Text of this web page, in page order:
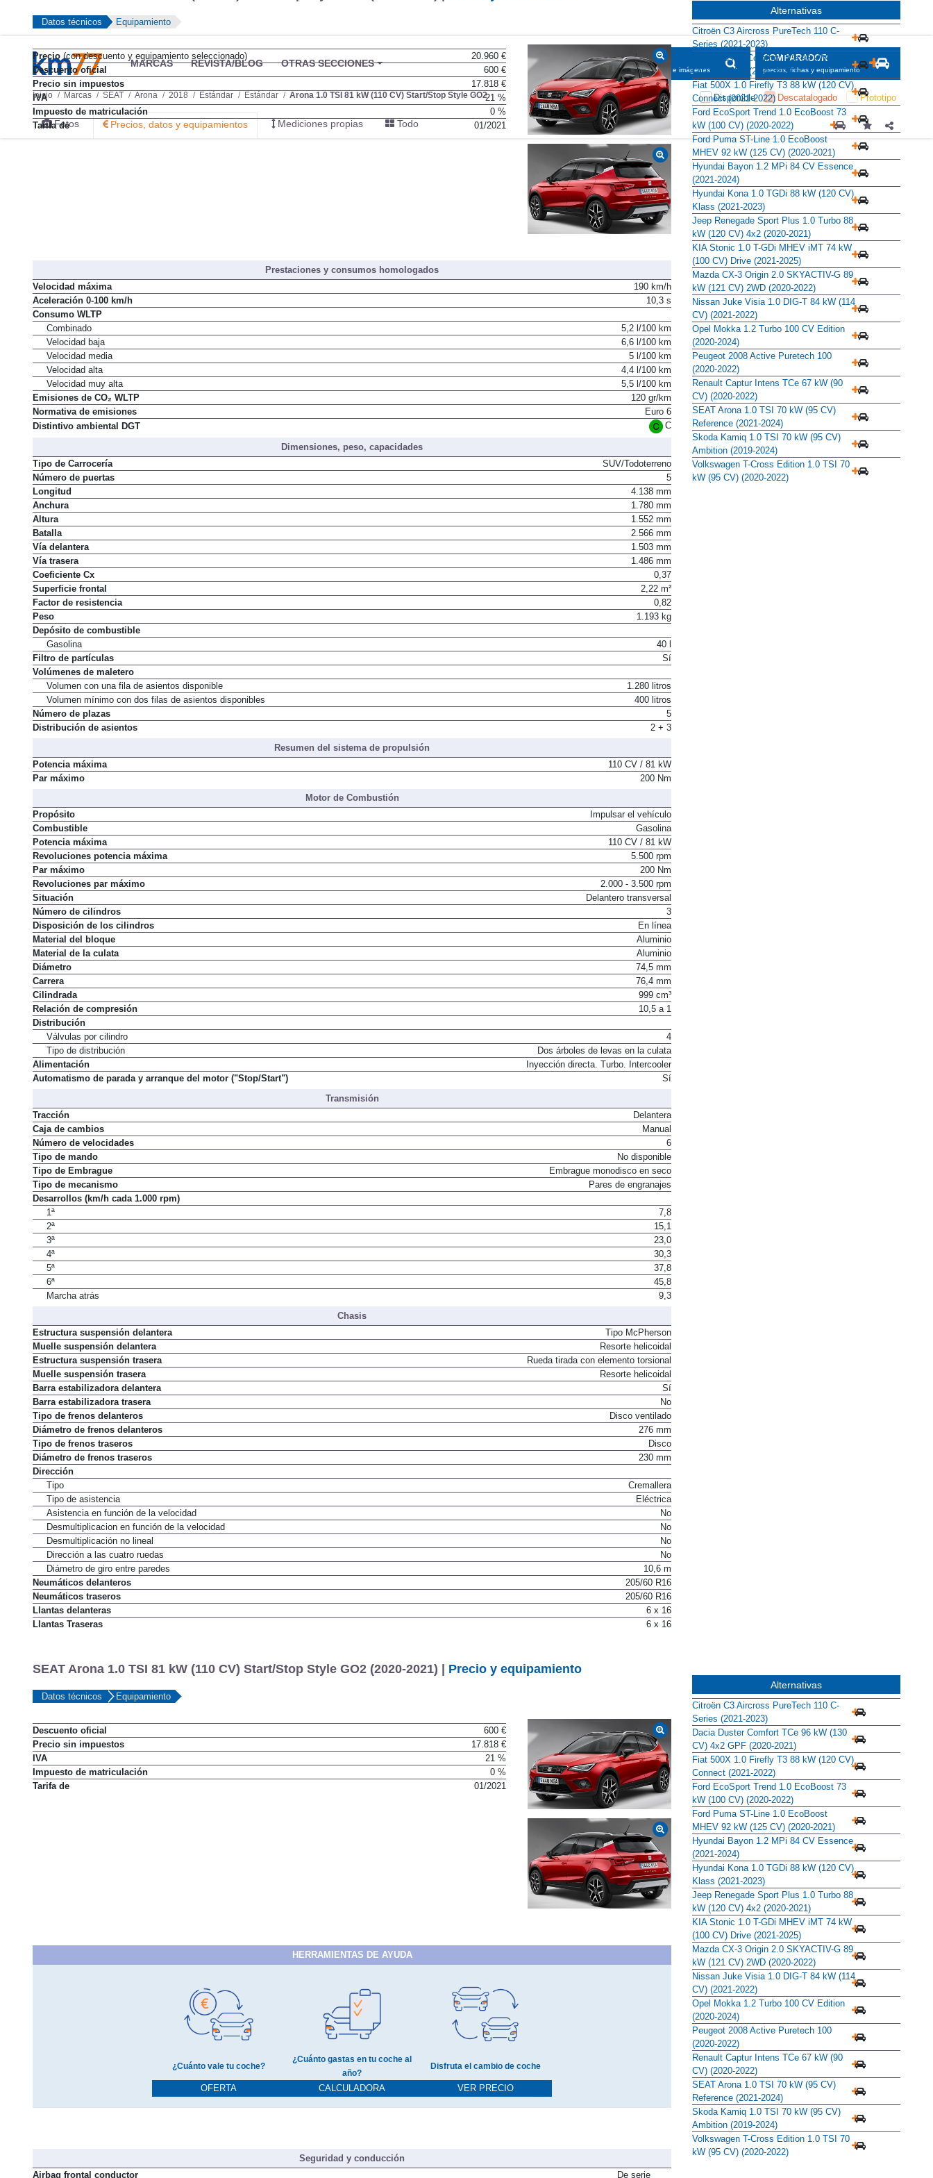
MARCAS REVISTA/BLOG OTRAS SECCIONES BUSCADOR
informaciones, fichas e imágenes
COMPARADOR
precios, fichas y equipamiento
Inicio Marcas SEAT Arona 2018 Estándar Estándar Arona 1.0 TSI 81 kW (110 CV) Start/Stop Style GO2 Disponible Descatalogado Prototipo
Fotos Precios, datos y equipamientos Mediciones propias Todo
Datos técnicos Equipamiento
Precio(con descuento y equipamiento seleccionado)
20.960 €
Descuento oficial
600 €
Precio sin impuestos
17.818 €
IVA
21 %
Impuesto de matriculación
0 %
Tarifa de
01/2021
Prestaciones y consumos homologados
Velocidad máxima
190 km/h
Aceleración 0-100 km/h
10,3 s
Consumo WLTP
Combinado
5,2 l/100 km
Velocidad baja
6,6 l/100 km
Velocidad media
5 l/100 km
Velocidad alta
4,4 l/100 km
Velocidad muy alta
5,5 l/100 km
Emisiones de CO₂ WLTP
120 gr/km
Normativa de emisiones
Euro 6
Distintivo ambiental DGT
C
Dimensiones, peso, capacidades
Tipo de Carrocería
SUV/Todoterreno
Número de puertas
5
Longitud
4.138 mm
Anchura
1.780 mm
Altura
1.552 mm
Batalla
2.566 mm
Vía delantera
1.503 mm
Vía trasera
1.486 mm
Coeficiente Cx
0,37
Superficie frontal
2,22 m²
Factor de resistencia
0,82
Peso
1.193 kg
Depósito de combustible
Gasolina
40 l
Filtro de partículas
Sí
Volúmenes de maletero
Volumen con una fila de asientos disponible
1.280 litros
Volumen mínimo con dos filas de asientos disponibles
400 litros
Número de plazas
5
Distribución de asientos
2 + 3
Resumen del sistema de propulsión
Potencia máxima
110 CV / 81 kW
Par máximo
200 Nm
Motor de Combustión
Propósito
Impulsar el vehículo
Combustible
Gasolina
Potencia máxima
110 CV / 81 kW
Revoluciones potencia máxima
5.500 rpm
Par máximo
200 Nm
Revoluciones par máximo
2.000 - 3.500 rpm
Situación
Delantero transversal
Número de cilindros
3
Disposición de los cilindros
En línea
Material del bloque
Aluminio
Material de la culata
Aluminio
Diámetro
74,5 mm
Carrera
76,4 mm
Cilindrada
999 cm³
Relación de compresión
10,5 a 1
Distribución
Válvulas por cilindro
4
Tipo de distribución
Dos árboles de levas en la culata
Alimentación
Inyección directa. Turbo. Intercooler
Automatismo de parada y arranque del motor ("Stop/Start")
Sí
Transmisión
Tracción
Delantera
Caja de cambios
Manual
Número de velocidades
6
Tipo de mando
No disponible
Tipo de Embrague
Embrague monodisco en seco
Tipo de mecanismo
Pares de engranajes
Desarrollos (km/h cada 1.000 rpm)
1ª
7,8
2ª
15,1
3ª
23,0
4ª
30,3
5ª
37,8
6ª
45,8
Marcha atrás
9,3
Chasis
Estructura suspensión delantera
Tipo McPherson
Muelle suspensión delantera
Resorte helicoidal
Estructura suspensión trasera
Rueda tirada con elemento torsional
Muelle suspensión trasera
Resorte helicoidal
Barra estabilizadora delantera
Sí
Barra estabilizadora trasera
No
Tipo de frenos delanteros
Disco ventilado
Diámetro de frenos delanteros
276 mm
Tipo de frenos traseros
Disco
Diámetro de frenos traseros
230 mm
Dirección
Tipo
Cremallera
Tipo de asistencia
Eléctrica
Asistencia en función de la velocidad
No
Desmultiplicacion en función de la velocidad
No
Desmultiplicación no lineal
No
Dirección a las cuatro ruedas
No
Diámetro de giro entre paredes
10,6 m
Neumáticos delanteros
205/60 R16
Neumáticos traseros
205/60 R16
Llantas delanteras
6 x 16
Llantas Traseras
6 x 16
Alternativas
Citroën C3 Aircross PureTech 110 C-
Series (2021-2023)
Dacia Duster Comfort TCe 96 kW (130
CV) 4x2 GPF (2020-2021)
Fiat 500X 1.0 Firefly T3 88 kW (120 CV)
Connect (2021-2022)
Ford EcoSport Trend 1.0 EcoBoost 73
kW (100 CV) (2020-2022)
Ford Puma ST-Line 1.0 EcoBoost
MHEV 92 kW (125 CV) (2020-2021)
Hyundai Bayon 1.2 MPi 84 CV Essence
(2021-2024)
Hyundai Kona 1.0 TGDi 88 kW (120 CV)
Klass (2021-2023)
Jeep Renegade Sport Plus 1.0 Turbo 88
kW (120 CV) 4x2 (2020-2021)
KIA Stonic 1.0 T-GDi MHEV iMT 74 kW
(100 CV) Drive (2021-2025)
Mazda CX-3 Origin 2.0 SKYACTIV-G 89
kW (121 CV) 2WD (2020-2022)
Nissan Juke Visia 1.0 DIG-T 84 kW (114
CV) (2021-2022)
Opel Mokka 1.2 Turbo 100 CV Edition
(2020-2024)
Peugeot 2008 Active Puretech 100
(2020-2022)
Renault Captur Intens TCe 67 kW (90
CV) (2020-2022)
SEAT Arona 1.0 TSI 70 kW (95 CV)
Reference (2021-2024)
Skoda Kamiq 1.0 TSI 70 kW (95 CV)
Ambition (2019-2024)
Volkswagen T-Cross Edition 1.0 TSI 70
kW (95 CV) (2020-2022)
SEAT Arona 1.0 TSI 81 kW (110 CV) Start/Stop Style GO2 (2020-2021) | Precio y equipamiento
Datos técnicos Equipamiento
Descuento oficial
600 €
Precio sin impuestos
17.818 €
IVA
21 %
Impuesto de matriculación
0 %
Tarifa de
01/2021
HERRAMIENTAS DE AYUDA
¿Cuánto vale tu coche?
OFERTA
¿Cuánto gastas en tu coche al
año?
CALCULADORA
Disfruta el cambio de coche
VER PRECIO
Seguridad y conducción
Airbag frontal conductor
De serie
Alternativas
Citroën C3 Aircross PureTech 110 C-
Series (2021-2023)
Dacia Duster Comfort TCe 96 kW (130
CV) 4x2 GPF (2020-2021)
Fiat 500X 1.0 Firefly T3 88 kW (120 CV)
Connect (2021-2022)
Ford EcoSport Trend 1.0 EcoBoost 73
kW (100 CV) (2020-2022)
Ford Puma ST-Line 1.0 EcoBoost
MHEV 92 kW (125 CV) (2020-2021)
Hyundai Bayon 1.2 MPi 84 CV Essence
(2021-2024)
Hyundai Kona 1.0 TGDi 88 kW (120 CV)
Klass (2021-2023)
Jeep Renegade Sport Plus 1.0 Turbo 88
kW (120 CV) 4x2 (2020-2021)
KIA Stonic 1.0 T-GDi MHEV iMT 74 kW
(100 CV) Drive (2021-2025)
Mazda CX-3 Origin 2.0 SKYACTIV-G 89
kW (121 CV) 2WD (2020-2022)
Nissan Juke Visia 1.0 DIG-T 84 kW (114
CV) (2021-2022)
Opel Mokka 1.2 Turbo 100 CV Edition
(2020-2024)
Peugeot 2008 Active Puretech 100
(2020-2022)
Renault Captur Intens TCe 67 kW (90
CV) (2020-2022)
SEAT Arona 1.0 TSI 70 kW (95 CV)
Reference (2021-2024)
Skoda Kamiq 1.0 TSI 70 kW (95 CV)
Ambition (2019-2024)
Volkswagen T-Cross Edition 1.0 TSI 70
kW (95 CV) (2020-2022)